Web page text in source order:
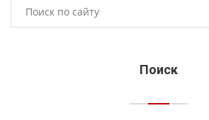
Поиск